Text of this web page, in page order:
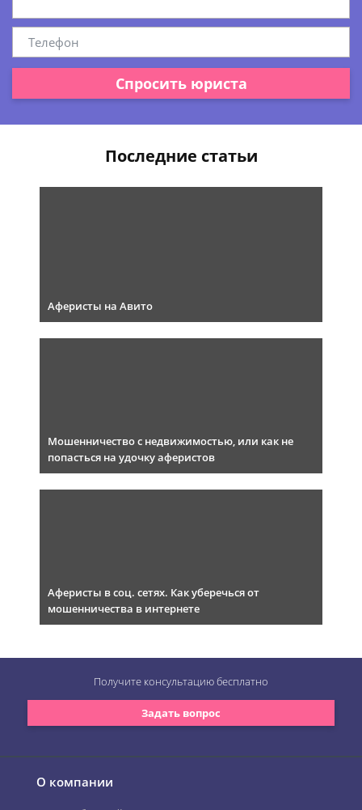
Спросить юриста
Последние статьи
Аферисты на Авито
Мошенничество с недвижимостью, или как не
попасться на удочку аферистов
Аферисты в соц. сетях. Как уберечься от
мошенничества в интернете
О компании
Задать вопрос
Получите консультациюбесплатно